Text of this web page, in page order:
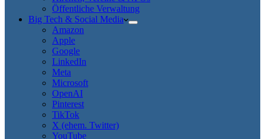
Öffentliche Verwaltung
Big Tech & Social Media
Amazon
Apple
Google
LinkedIn
Meta
Microsoft
OpenAI
Pinterest
TikTok
X (ehem. Twitter)
YouTube